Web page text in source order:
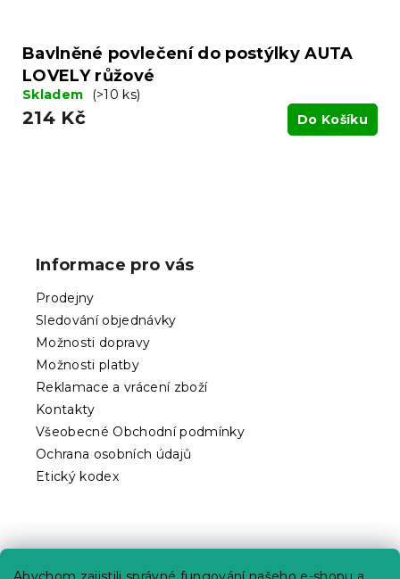
Bavlněné povlečení do postýlky AUTA
LOVELY růžové
Skladem (>10 ks)
214 Kč Do Košíku
Informace pro vás
Prodejny
Sledování objednávky
Možnosti dopravy
Možnosti platby
Reklamace a vrácení zboží
Kontakty
Všeobecné Obchodní podmínky
Ochrana osobních údajů
Etický kodex